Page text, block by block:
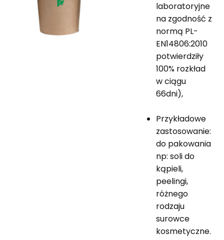
laboratoryjne
na zgodność z
normą PL-
EN14806:2010
potwierdziły
100% rozkład
w ciągu
66dni),
Przykładowe
zastosowanie:
do pakowania
np: soli do
kąpieli,
peelingi,
różnego
rodzaju
surowce
kosmetyczne.